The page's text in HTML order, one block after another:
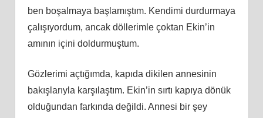
ben boşalmaya başlamıştım. Kendimi durdurmaya
çalışıyordum, ancak döllerimle çoktan Ekin’in
amının içini doldurmuştum.
Gözlerimi açtığımda, kapıda dikilen annesinin
bakışlarıyla karşılaştım. Ekin’in sırtı kapıya dönük
olduğundan farkında değildi. Annesi bir şey